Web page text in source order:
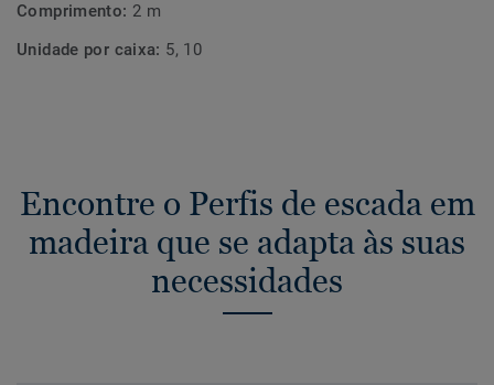
Comprimento: 2 m
Unidade por caixa: 5, 10
Encontre o Perfis de escada em
madeira que se adapta às suas
necessidades